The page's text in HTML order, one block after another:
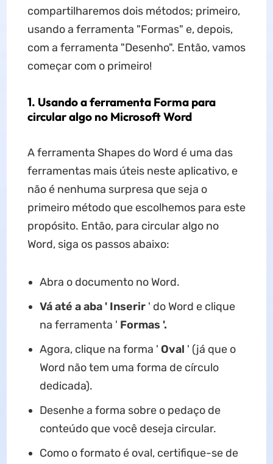
compartilharemos dois métodos; primeiro,
usando a ferramenta "Formas" e, depois,
com a ferramenta "Desenho". Então, vamos
começar com o primeiro!
1. Usando a ferramenta Forma para
circular algo no Microsoft Word
A ferramenta Shapes do Word é uma das
ferramentas mais úteis neste aplicativo, e
não é nenhuma surpresa que seja o
primeiro método que escolhemos para este
propósito. Então, para circular algo no
Word, siga os passos abaixo:
Abra o documento no Word.
Vá até a aba ' Inserir' do Word e clique
na ferramenta ' Formas '.
Agora, clique na forma ' Oval ' (já que o
Word não tem uma forma de círculo
dedicada).
Desenhe a forma sobre o pedaço de
conteúdo que você deseja circular.
Como o formato é oval, certifique-se de